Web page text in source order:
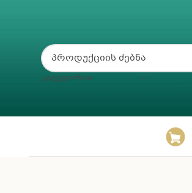
ᲙᲐᲢᲔᲒᲝᲠᲘᲐ